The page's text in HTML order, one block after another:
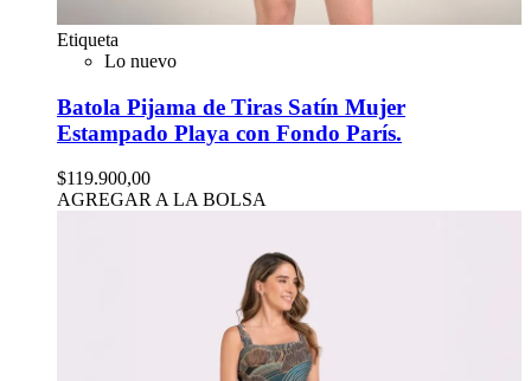
Etiqueta
Lo nuevo
Batola Pijama de Tiras Satín Mujer
Estampado Playa con Fondo París.
$119.900,00
AGREGAR A LA BOLSA